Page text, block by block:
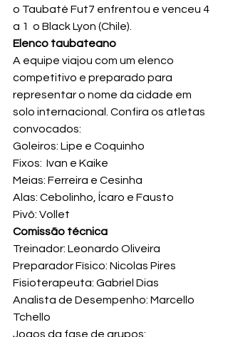
o Taubaté Fut7 enfrentou e venceu 4
a 1  o Black Lyon (Chile).
Elenco taubateano
A equipe viajou com um elenco
competitivo e preparado para
representar o nome da cidade em
solo internacional. Confira os atletas
convocados:
Goleiros: Lipe e Coquinho
Fixos:  Ivan e Kaike
Meias: Ferreira e Cesinha
Alas: Cebolinho, Ícaro e Fausto
Pivô: Vollet
Comissão técnica
Treinador: Leonardo Oliveira
Preparador Físico: Nicolas Pires
Fisioterapeuta: Gabriel Dias
Analista de Desempenho: Marcello
Tchello
Jogos da fase de grupos: